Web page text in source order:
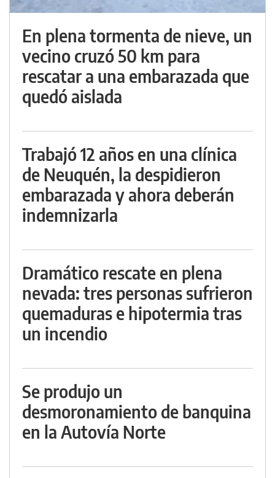
En plena tormenta de nieve, un
vecino cruzó 50 km para
rescatar a una embarazada que
quedó aislada
Trabajó 12 años en una clínica
de Neuquén, la despidieron
embarazada y ahora deberán
indemnizarla
Dramático rescate en plena
nevada: tres personas sufrieron
quemaduras e hipotermia tras
un incendio
Se produjo un
desmoronamiento de banquina
en la Autovía Norte